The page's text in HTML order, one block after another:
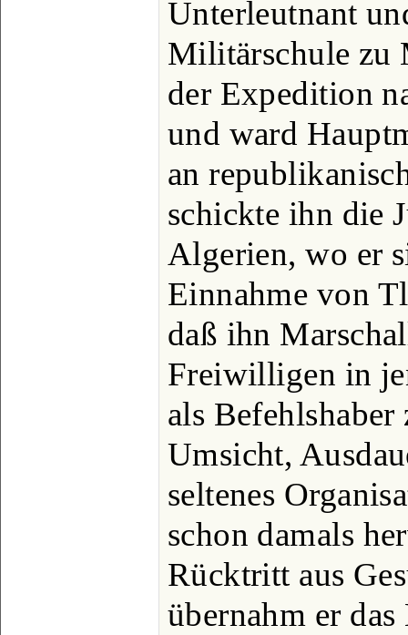
Unterleutnant
Militärschule zu
der Expedition
und ward
an
schickte ihn die
Algerien, wo er
Einnahme von
daß ihn
Freiwilligen in
als
Umsicht,
seltenes
schon damals
Rücktritt aus
übernahm er